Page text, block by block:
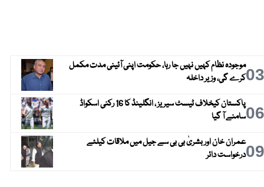
03موجودہ نظام کہیں نہیں جا رہا، حکومت اپنی آئینی مدت مکمل
کرے گی، وزیر داخلہ
06
پاکستان کیخلاف ٹیسٹ سیریز ، انگلینڈ کا 16 رکنی اسکواڈ
سامنے آ گیا
09عمران خان اور بشریٰ بی بی سے جیل میں ملاقات کیلئے
درخواست دائر